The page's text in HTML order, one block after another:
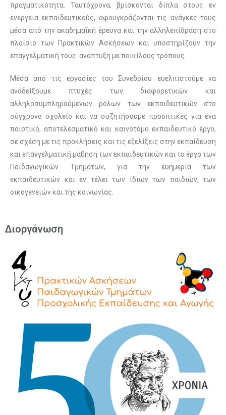
πραγματικότητα. Ταυτόχρονα, βρίσκονται δίπλα στους εν
ενεργεία εκπαιδευτικούς, αφουγκράζονται τις ανάγκες τους
μέσα από την ακαδημαϊκή έρευνα και την αλληλεπίδραση στο
πλαίσιο των Πρακτικών Ασκήσεων και υποστηρίζουν την
επαγγελματική τους ανάπτυξη με ποικίλους τρόπους.
Μέσα από τις εργασίες του Συνεδρίου ευελπιστούμε να
αναδείξουμε πτυχές των διαφορετικών και
αλληλοσυμπληρούμενων ρόλων των εκπαιδευτικών στο
σύγχρονο σχολείο και να συζητήσουμε προοπτικές για ένα
ποιοτικό, αποτελεσματικό και καινοτόμο εκπαιδευτικό έργο,
σε σχέση με τις προκλήσεις και τις εξελίξεις στην εκπαίδευση
και επαγγελματική μάθηση των εκπαιδευτικών και το έργο των
Παιδαγωγικών Τμημάτων, για την ευημερία των
εκπαιδευτικών και εν τέλει των ίδιων των παιδιών, των
οικογενειών και της κοινωνίας.
Διοργάνωση